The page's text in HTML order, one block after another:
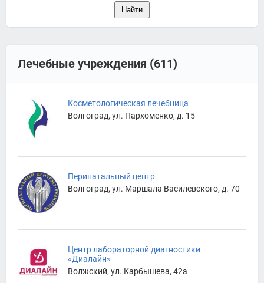
Лечебные учреждения (611)
Косметологическая лечебница
Волгоград, ул. Пархоменко, д. 15
Перинатальный центр
Волгоград, ул. Маршала Василевского, д. 70
Центр лабораторной диагностики
«Диалайн»
Волжский, ул. Карбышева, 42а